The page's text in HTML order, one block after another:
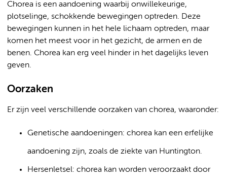
Chorea is een aandoening waarbij onwillekeurige,
plotselinge, schokkende bewegingen optreden. Deze
bewegingen kunnen in het hele lichaam optreden, maar
komen het meest voor in het gezicht, de armen en de
benen. Chorea kan erg veel hinder in het dagelijks leven
geven.
Oorzaken
Er zijn veel verschillende oorzaken van chorea, waaronder:
Genetische aandoeningen: chorea kan een erfelijke
aandoening zijn, zoals de ziekte van Huntington.
Hersenletsel: chorea kan worden veroorzaakt door